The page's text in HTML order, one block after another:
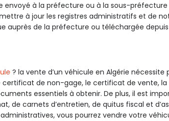
à la préfecture ou à la sous-préfecture
à jour les registres administratifs et de
auprès de la préfecture ou téléchargée
? la vente d’un véhicule en Algérie
de non-gage, le certificat de vente,
essentiels à obtenir. De plus, il est
de carnets d’entretien, de quitus fiscal et
vous pourrez vendre votre